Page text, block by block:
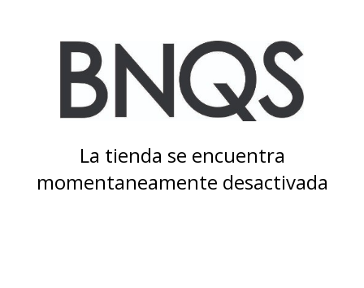
La tienda se encuentra
momentaneamente desactivada